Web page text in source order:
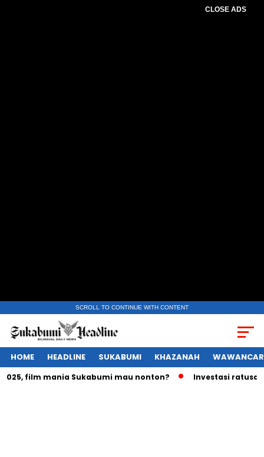
CLOSE ADS
SCROLL TO CONTINUE WITH CONTENT
HOME HEADLINE SUKABUMI KHAZANAH
mania Sukabumi mau nonton? Investasi ratusan